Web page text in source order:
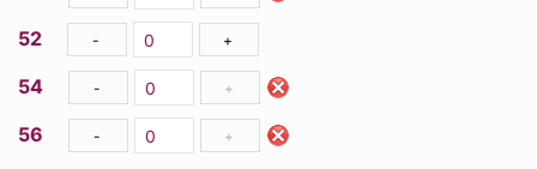
52 - +
54 - +
56 - +